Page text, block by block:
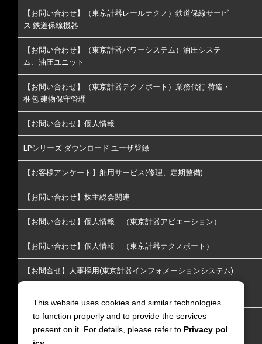
【お問い合わせ】（東京計器レールテクノ）鉄道保線サービ
ス 鉄道保線機器
【お問い合わせ】（東京計器パワーシステム）油圧システ
ム、油圧ユニット
【お問い合わせ】（東京計器テクノポート）業務代行 荷造・
梱包 建物保守管理
【お問い合わせ】個人情報
LPシリーズ ダウンロード ユーザ登録
【お客様アンケート】舶用サービス(修理、定期整備)
【お問い合わせ】株主総会関連
【お問い合わせ】個人情報 （東京計器アビエーション）
【お問い合わせ】個人情報 （東京計器テクノポート）
【お問合せ】人事採用(東京計器インフォメーションシステム)
【お問い合わせ】放送通信
This website uses cookies and similar technologies
to function properly and to provide the services
present on it. For details, please refer to Privacy pol